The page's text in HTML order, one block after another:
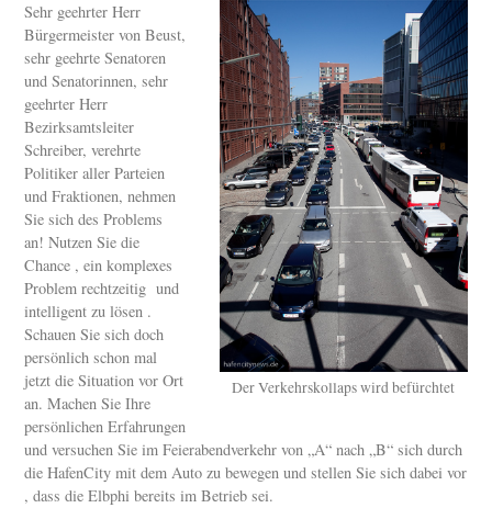
Der Verkehrskollaps wird befürchtet
Sehr geehrter Herr
Bürgermeister von Beust,
sehr geehrte Senatoren
und Senatorinnen, sehr
geehrter Herr
Bezirksamtsleiter
Schreiber, verehrte
Politiker aller Parteien
und Fraktionen, nehmen
Sie sich des Problems
an! Nutzen Sie die
Chance , ein komplexes
Problem rechtzeitig und
intelligent zu lösen .
Schauen Sie sich doch
persönlich schon mal
jetzt die Situation vor Ort
an. Machen Sie Ihre
persönlichen Erfahrungen
und versuchen Sie im Feierabendverkehr von „A“ nach „B“ sich durch
die HafenCity mit dem Auto zu bewegen und stellen Sie sich dabei vor
, dass die Elbphi bereits im Betrieb sei.